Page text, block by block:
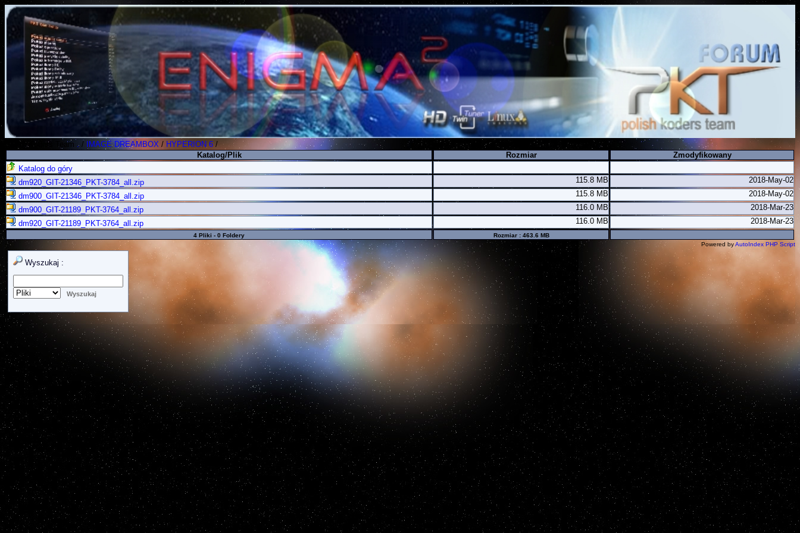
Polish Koders Team . / IMAGE DREAMBOX / HYPERION 6 /
Katalog/Plik
Rozmiar
Zmodyfikowany
Katalog do góry
dm920_GIT-21346_PKT-3784_all.zip
115.8 MB
2018-May-02
dm900_GIT-21346_PKT-3784_all.zip
115.8 MB
2018-May-02
dm900_GIT-21189_PKT-3764_all.zip
116.0 MB
2018-Mar-23
dm920_GIT-21189_PKT-3764_all.zip
116.0 MB 2018-Mar-23
4 Pliki - 0 Foldery
Rozmiar : 463.6 MB
Powered byAutoIndex PHP Script
Wyszukaj :